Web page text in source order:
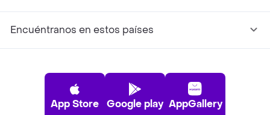
Encuéntranos en estos países
App Store Google play AppGallery